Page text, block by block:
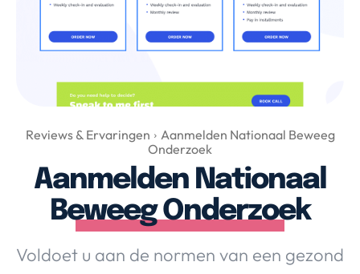
Health & Beauty
Huis & Tuin
Over Valerie
Over Valerie
De Top 5
Contact
VALERIE'S CHOICE
Reviews & Ervaringen
Aanmelden Nationaal Beweeg
Onderzoek
Aanmelden Nationaal
Beweeg Onderzoek
Voldoet u aan de normen van een gezond